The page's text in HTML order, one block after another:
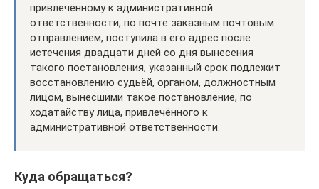
привлечённому к административной
ответственности, по почте заказным почтовым
отправлением, поступила в его адрес после
истечения двадцати дней со дня вынесения
такого постановления, указанный срок подлежит
восстановлению судьёй, органом, должностным
лицом, вынесшими такое постановление, по
ходатайству лица, привлечённого к
административной ответственности.
Куда обращаться?